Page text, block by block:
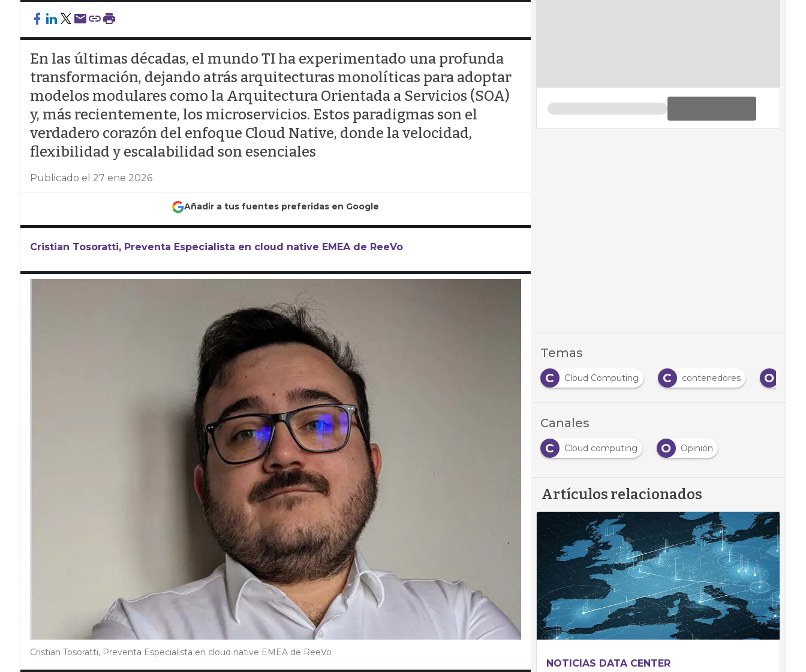
En las últimas décadas, el mundo TI ha experimentado una profunda
transformación, dejando atrás arquitecturas monolíticas para adoptar
modelos modulares como la Arquitectura Orientada a Servicios (SOA)
y, más recientemente, los microservicios. Estos paradigmas son el
verdadero corazón del enfoque Cloud Native, donde la velocidad,
flexibilidad y escalabilidad son esenciales
Publicado el 27 ene 2026
Añadir a tus fuentes preferidas en Google
Cristian Tosoratti, Preventa Especialista en cloud native EMEA de ReeVo
Cristian Tosoratti, Preventa Especialista en cloud native EMEA de ReeVo
Temas
C Cloud Computing C contenedores O
Canales
C
Cloud computing O Opinión
Artículos relacionados
NOTICIAS DATA CENTER